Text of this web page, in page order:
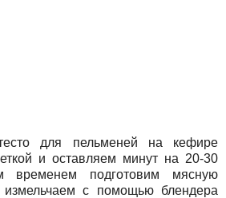
для пельменей на кефире
и оставляем минут на 20-30
временем подготовим мясную
измельчаем с помощью блендера